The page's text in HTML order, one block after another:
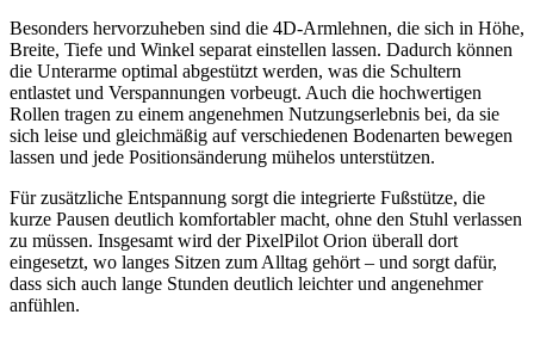
Besonders hervorzuheben sind die 4D-Armlehnen, die sich in Höhe,
Breite, Tiefe und Winkel separat einstellen lassen. Dadurch können
die Unterarme optimal abgestützt werden, was die Schultern
entlastet und Verspannungen vorbeugt. Auch die hochwertigen
Rollen tragen zu einem angenehmen Nutzungserlebnis bei, da sie
sich leise und gleichmäßig auf verschiedenen Bodenarten bewegen
lassen und jede Positionsänderung mühelos unterstützen.
Für zusätzliche Entspannung sorgt die integrierte Fußstütze, die
kurze Pausen deutlich komfortabler macht, ohne den Stuhl verlassen
zu müssen. Insgesamt wird der PixelPilot Orion überall dort
eingesetzt, wo langes Sitzen zum Alltag gehört – und sorgt dafür,
dass sich auch lange Stunden deutlich leichter und angenehmer
anfühlen.